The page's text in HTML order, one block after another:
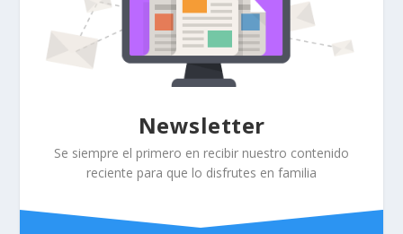
Newsletter
Se siempre el primero en recibir nuestro contenido
reciente para que lo disfrutes en familia